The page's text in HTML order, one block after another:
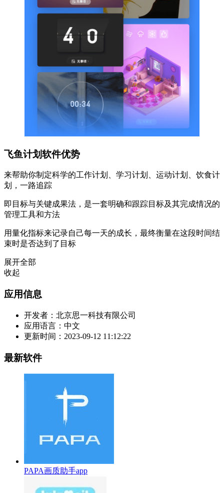
飞鱼计划软件优势
来帮助你制定科学的工作计划、学习计划、运动计划、饮食计
划，一路追踪
即目标与关键成果法，是一套明确和跟踪目标及其完成情况的
管理工具和方法
用量化指标来记录自己每一天的成长，最终衡量在这段时间结
束时是否达到了目标
展开全部
收起
应用信息
开发者： 北京思一科技有限公司
应用语言： 中文
更新时间： 2023-09-12 11:12:22
最新软件
PAPA画质助手app